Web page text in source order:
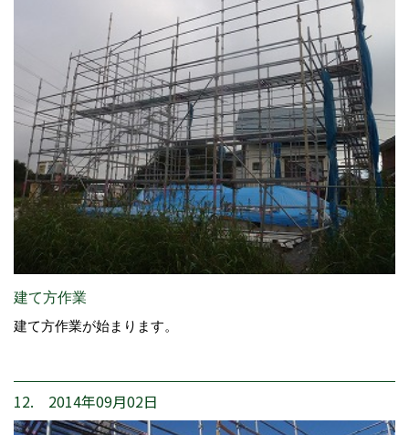
建て方作業
建て方作業が始まります。
12. 2014年09月02日